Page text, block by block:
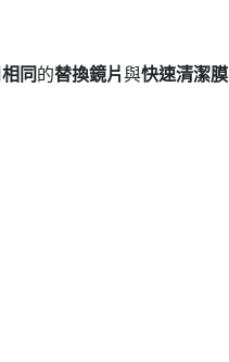
相同 的替換鏡片與快速清潔膜